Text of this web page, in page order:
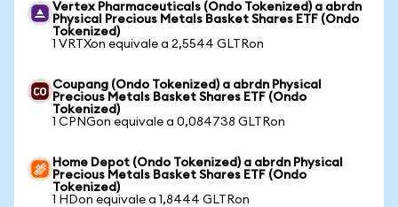
Vertex Pharmaceuticals (Ondo Tokenized) a abrdn
Physical Precious Metals Basket Shares ETF (Ondo
Tokenized)
1 VRTXon equivale a 2,5544 GLTRon
Coupang (Ondo Tokenized) a abrdn Physical
Precious Metals Basket Shares ETF (Ondo
Tokenized)
1 CPNGon equivale a 0,084738 GLTRon
Home Depot (Ondo Tokenized) a abrdn Physical
Precious Metals Basket Shares ETF (Ondo
Tokenized)
1 HDon equivale a 1,8444 GLTRon